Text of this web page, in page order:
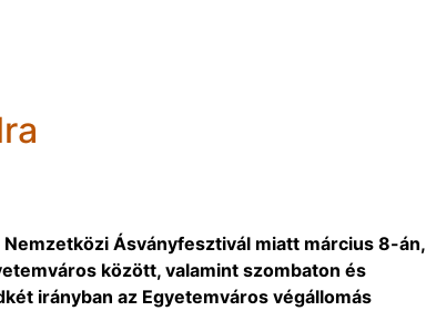
Ásványfesztivál miatt március 8-án,
között, valamint szombaton és
irányban az Egyetemváros végállomás